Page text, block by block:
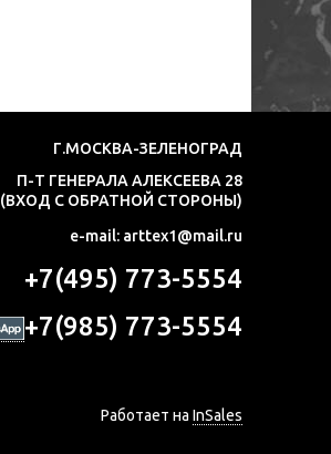
Г.МОСКВА-ЗЕЛЕНОГРАД
П-Т ГЕНЕРАЛА АЛЕКСЕЕВА 28
(ВХОД С ОБРАТНОЙ СТОРОНЫ)
e-mail: arttex1@mail.ru
+7(495) 773-5554
+7(985) 773-5554
Работает на InSales